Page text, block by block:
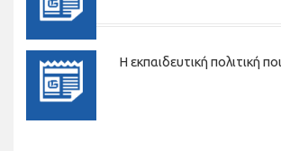
Η εκπαιδευτική πολιτική